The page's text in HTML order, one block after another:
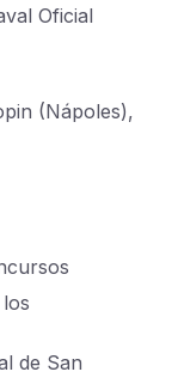
Oficial
(Nápoles),
de San